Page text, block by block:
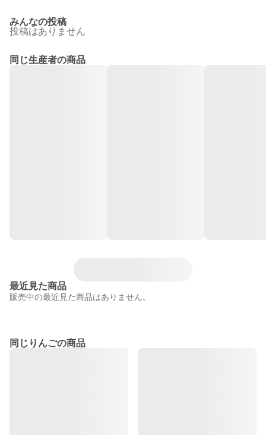
みんなの投稿
投稿はありません
同じ生産者の商品
最近見た商品
販売中の最近見た商品はありません。
同じりんごの商品